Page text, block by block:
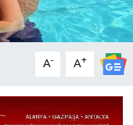
A- A+